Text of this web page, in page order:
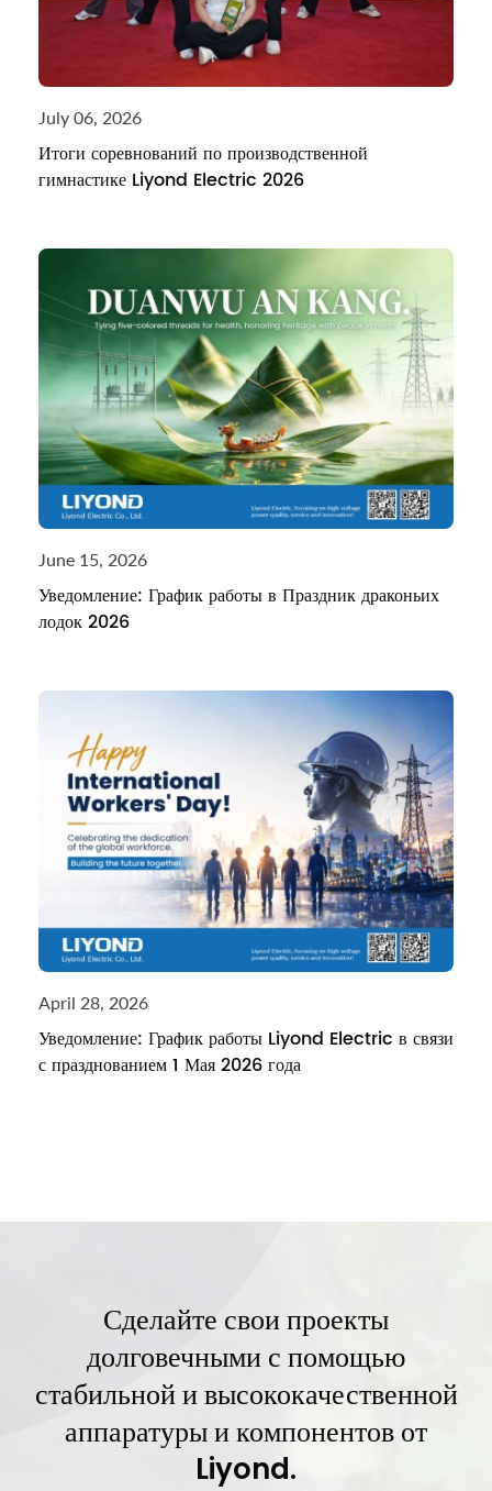
July 06, 2026
Итоги соревнований по производственной
гимнастике Liyond Electric 2026
June 15, 2026
Уведомление: График работы в Праздник драконьих
лодок 2026
April 28, 2026
Уведомление: График работы Liyond Electric в связи
с празднованием 1 Мая 2026 года
Сделайте свои проекты
долговечными с помощью
стабильной и высококачественной
аппаратуры и компонентов от
Liyond.